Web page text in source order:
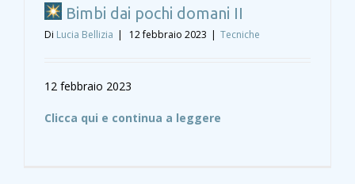
Bimbi dai pochi domani II
Di Lucia Bellizia | 12 febbraio 2023 | Tecniche
12 febbraio 2023
Clicca qui e continua a leggere